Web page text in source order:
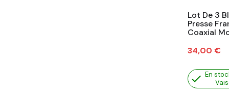
Lot De 3
Presse
Coaxial
Prix
34,00 €
 En